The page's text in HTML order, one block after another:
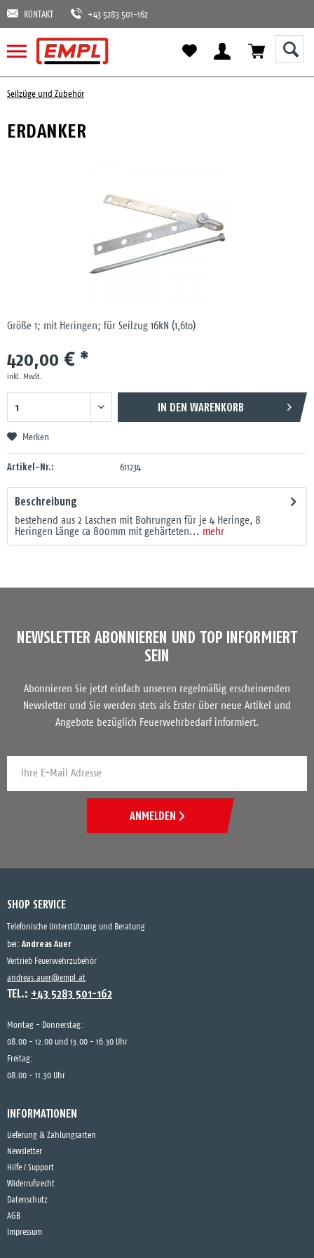
KONTAKT +43 5283 501-162
Seilzüge und Zubehör
ERDANKER
Größe 1; mit Heringen; für Seilzug 16kN (1,6to)
420,00 € *
inkl. MwSt.
IN DEN WARENKORB
Merken
Artikel-Nr.: 611234
Beschreibung
bestehend aus 2 Laschen mit Bohrungen für je 4 Heringe, 8
Heringen Länge ca 800mm mit gehärteten... mehr
NEWSLETTER ABONNIEREN UND TOP INFORMIERT
SEIN
Abonnieren Sie jetzt einfach unseren regelmäßig erscheinenden
Newsletter und Sie werden stets als Erster über neue Artikel und
Angebote bezüglich Feuerwehrbedarf informiert.
ANMELDEN
SHOP SERVICE
Telefonische Unterstützung und Beratung
bei: Andreas Auer
Vertrieb Feuerwehrzubehör
andreas.auer@empl.at
TEL.: +43 5283 501-162
Montag - Donnerstag:
08.00 - 12.00 und 13.00 - 16.30 Uhr
Freitag:
08.00 - 11.30 Uhr
INFORMATIONEN
Lieferung & Zahlungsarten
Newsletter
Hilfe / Support
Widerrufsrecht
Datenschutz
AGB
Impressum